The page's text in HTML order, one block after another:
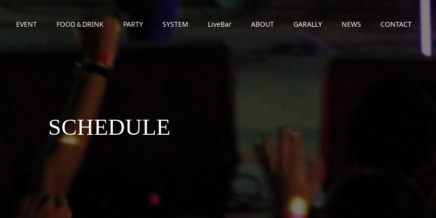
EVENT FOOD＆DRINK PARTY SYSTEM LiveBar ABOUT GARALLY NEWS CONTACT
SCHEDULE